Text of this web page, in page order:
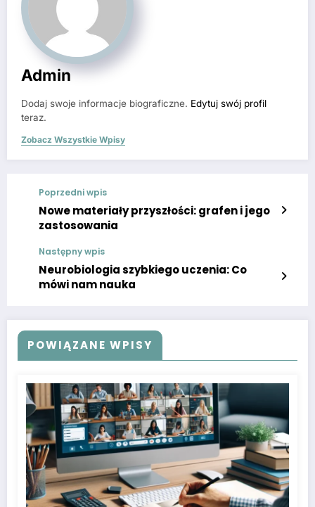
Admin
Dodaj swoje informacje biograficzne. Edytuj swój profil
teraz.
Zobacz Wszystkie Wpisy
Poprzedni wpis
Nowe materiały przyszłości: grafen i jego
zastosowania
Następny wpis
Neurobiologia szybkiego uczenia: Co
mówi nam nauka
POWIĄZANE WPISY